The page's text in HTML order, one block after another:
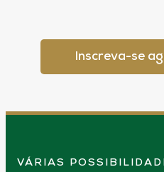
Inscreva-se
VÁRIAS